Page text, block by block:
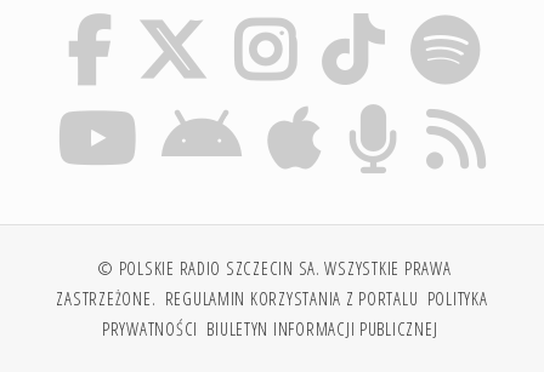
© POLSKIE RADIO SZCZECIN SA. WSZYSTKIE PRAWA
ZASTRZEŻONE. REGULAMIN KORZYSTANIA Z PORTALU POLITYKA
PRYWATNOŚCI BIULETYN INFORMACJI PUBLICZNEJ